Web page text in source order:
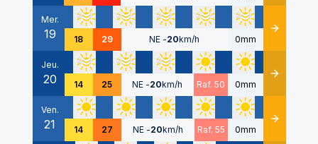
Mer.
19 18 29 NE -20km/h 0mm Détails
Jeu.
20 14 25 NE -20km/h Raf. 50 0mm Détails
Ven.
21 14 27 NE -20km/h Raf. 55 0mm Détails